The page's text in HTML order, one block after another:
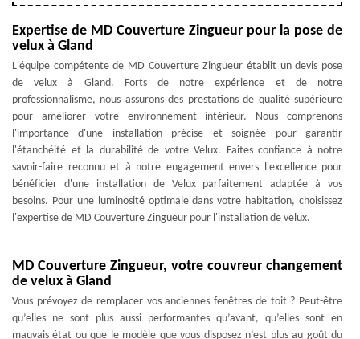
Expertise de MD Couverture Zingueur pour la pose de
velux à Gland
L'équipe compétente de MD Couverture Zingueur établit un devis pose
de velux à Gland. Forts de notre expérience et de notre
professionnalisme, nous assurons des prestations de qualité supérieure
pour améliorer votre environnement intérieur. Nous comprenons
l'importance d'une installation précise et soignée pour garantir
l'étanchéité et la durabilité de votre Velux. Faites confiance à notre
savoir-faire reconnu et à notre engagement envers l'excellence pour
bénéficier d'une installation de Velux parfaitement adaptée à vos
besoins. Pour une luminosité optimale dans votre habitation, choisissez
l'expertise de MD Couverture Zingueur pour l'installation de velux.
MD Couverture Zingueur, votre couvreur changement
de velux à Gland
Vous prévoyez de remplacer vos anciennes fenêtres de toit ? Peut-être
qu’elles ne sont plus aussi performantes qu’avant, qu’elles sont en
mauvais état ou que le modèle que vous disposez n’est plus au goût du